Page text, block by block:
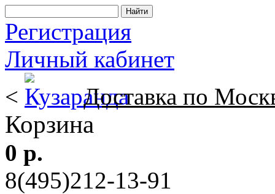
Регистрация
Личный кабинет
<
Доставка по
Корзина
0 р.
8(495)212-13-91